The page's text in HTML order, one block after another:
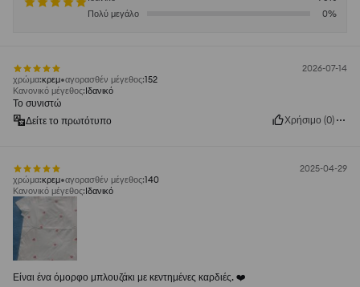
Πολύ μεγάλο
0%
2026-07-14
χρώμα:κρεμ αγορασθέν μέγεθος:152
Κανονικό μέγεθος:Ιδανικό
Το συνιστώ
Δείτε το πρωτότυπο
Χρήσιμο (0)
2025-04-29
χρώμα:κρεμ αγορασθέν μέγεθος:140
Κανονικό μέγεθος:Ιδανικό
Είναι ένα όμορφο μπλουζάκι με κεντημένες καρδιές. ❤️